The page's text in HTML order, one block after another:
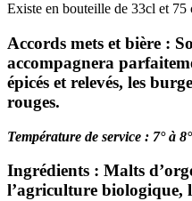
Existe en bouteille de 33cl et 75
Accords mets et bière :
accompagnera
épicés et relevés, les
rouges.
Température de service : 7° à 8°
Ingrédients : Malts
l’agriculture biologique,